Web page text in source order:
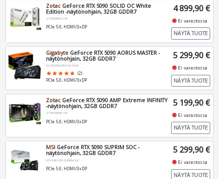
Zotac GeForce RTX 5090 SOLID OC White
Edition -näytönohjain, 32GB GDDR7
ZT-B50900Q-10P
PCIe 5.0, HDMI/3xDP
4 899,90 €
fiber_manual_record Ei varastossa
NÄYTÄ TUOTE
Gigabyte GeForce RTX 5090 AORUS MASTER -
näytönohjain, 32GB GDDR7
GV-N5090AORUS-M-32GD
star star star star star (2)
PCIe 5.0, HDMI/3xDP
5 299,90 €
fiber_manual_record Ei varastossa
NÄYTÄ TUOTE
Zotac GeForce RTX 5090 AMP Extreme INFINITY
-näytönohjain, 32GB GDDR7
ZT-B50900B-10P
PCIe 5.0, HDMI/3xDP
5 199,90 €
fiber_manual_record Ei varastossa
NÄYTÄ TUOTE
MSI GeForce RTX 5090 SUPRIM SOC -
näytönohjain, 32GB GDDR7
RTX-5090-32G-SUPRIM-SOC
PCIe 5.0, HDMI/3xDP
5 299,90 €
fiber_manual_record Ei varastossa
NÄYTÄ TUOTE